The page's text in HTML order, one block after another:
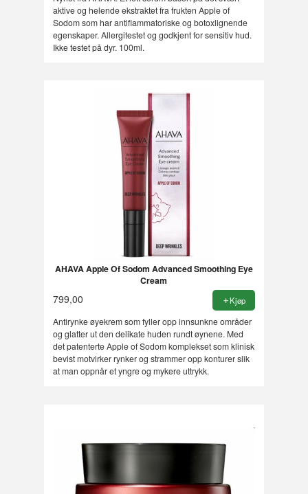
aktive og helende ekstraktet fra frukten Apple of
Sodom som har antiflammatoriske og botoxlignende
egenskaper. Allergitestet og godkjent for sensitiv hud.
Ikke testet på dyr. 100ml.
AHAVA Apple Of Sodom Advanced Smoothing Eye
Cream
799,00 Kjøp
Antirynke øyekrem som fyller opp innsunkne områder
og glatter ut den delikate huden rundt øynene. Med
det patenterte Apple of Sodom komplekset som klinisk
bevist motvirker rynker og strammer opp konturer slik
at man oppnår et yngre og mykere uttrykk.